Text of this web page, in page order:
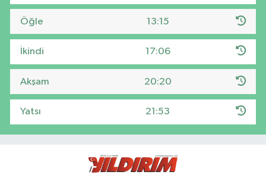
Öğle 13:15
İkindi 17:06
Akşam 20:20
Yatsı 21:53